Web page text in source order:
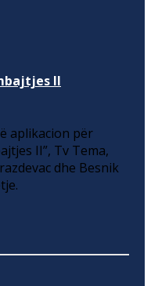
II
aplikacion për
II”, Tv Tema,
dhe Besnik